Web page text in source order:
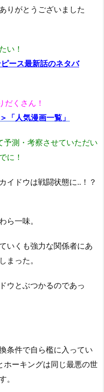
りがとうございました
い！
ース最新話のネタバ
だくさん！
「人気漫画一覧」
測・考察させていただい
に！
イドウは戦闘状態に..！？
ら一味。
いくも強力な関係者にあ
まった。
ウとぶつかるのであっ
条件で自ら檻に入ってい
ホーキングは同じ最悪の世
。